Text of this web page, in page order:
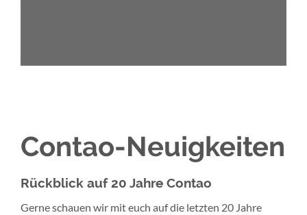
Contao-Neuigkeiten
Rückblick auf 20 Jahre Contao
Gerne schauen wir mit euch auf die letzten 20 Jahre